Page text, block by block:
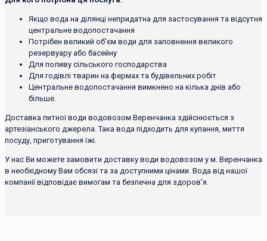
Якщо вода на ділянці непридатна для застосування та відсутня
центральне водопостачання
Потрібен великий об'єм води для заповнення великого
резервуару або басейну
Для поливу сільського господарства
Для годівлі тварин на фермах та будівельних робіт
Центральне водопостачання вимкнено на кілька днів або
більше.
Доставка питної води водовозом Веренчанка здійснюється з
артезіанського джерела. Така вода підходить для купання, миття
посуду, приготування їжі.
У нас Ви можете замовити доставку води водовозом у м. Веренчанка
в необхідному Вам обсязі та за доступними цінами. Вода від нашої
компанії відповідає вимогам та безпечна для здоров'я.